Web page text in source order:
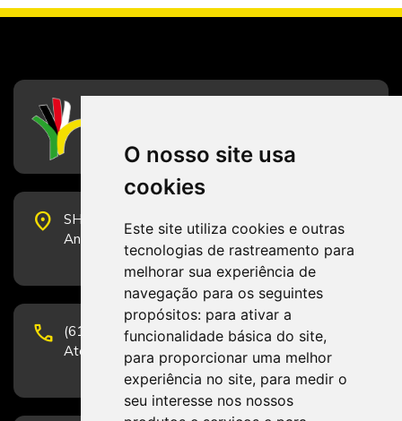
O nosso site usa
cookies
Este site utiliza cookies e outras
tecnologias de rastreamento para
melhorar sua experiência de
navegação para os seguintes
propósitos: para ativar a
funcionalidade básica do site,
para proporcionar uma melhor
experiência no site, para medir o
seu interesse nos nossos
place
SHS Quadra 6, Bloco E, Complexo Brasil 21, 20º
Andar, Sala 2001 - CEP 70322-915 - Brasília/DF
phone
(61) 3223-1652 e (61) 98131-3801.
Atendimento por telefone em horário comercial